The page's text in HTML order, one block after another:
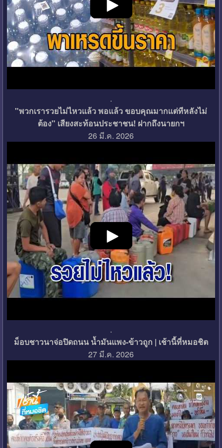
.
"พวกเรารวยไม่ไหวแล้ว พอแล้ว ขอบคุณมากแต่ทีหลังไม่
ต้อง" เสียงสะท้อนประชาชน! ฝากถึงนายกฯ
26 มี.ค. 2026
.
ม็อบชาวนาจ่อปิดถนน น้ำมันแพง-ข้าวถูก | เช้านี้ที่หมอชิต
27 มี.ค. 2026